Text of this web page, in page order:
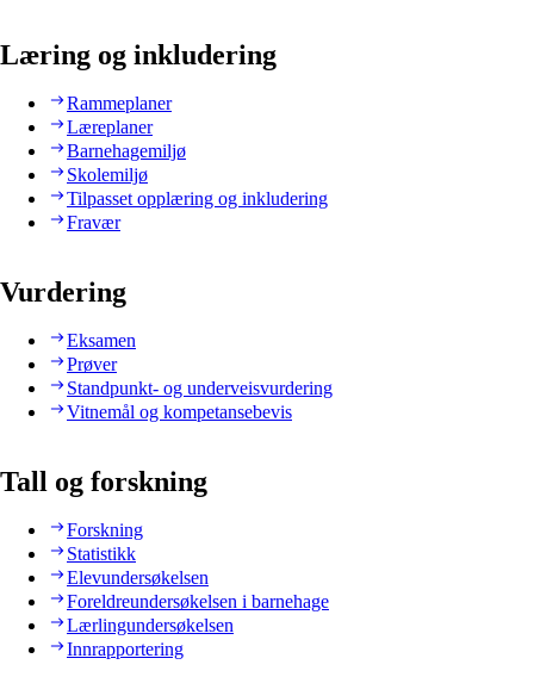
Læring og inkludering
Rammeplaner
Læreplaner
Barnehagemiljø
Skolemiljø
Tilpasset opplæring og inkludering
Fravær
Vurdering
Eksamen
Prøver
Standpunkt- og underveisvurdering
Vitnemål og kompetansebevis
Tall og forskning
Forskning
Statistikk
Elevundersøkelsen
Foreldreundersøkelsen i barnehage
Lærlingundersøkelsen
Innrapportering